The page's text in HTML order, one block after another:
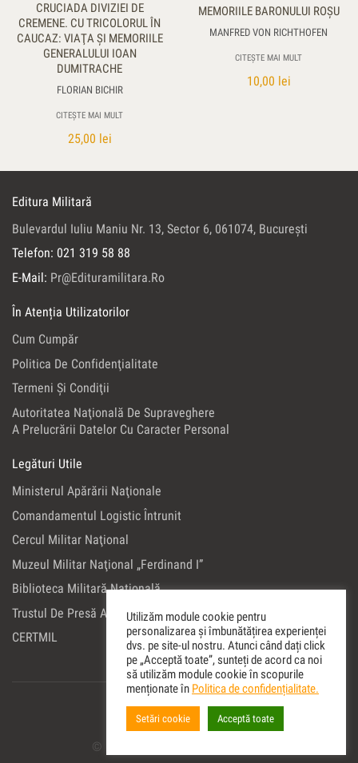
CRUCIADA DIVIZIEI DE
CREMENE. CU TRICOLORUL ÎN
CAUCAZ: VIAŢA ŞI MEMORIILE
GENERALULUI IOAN
DUMITRACHE
FLORIAN BICHIR
CITEȘTE MAI MULT
25,00 lei
MEMORIILE BARONULUI ROŞU
MANFRED VON RICHTHOFEN
CITEȘTE MAI MULT
10,00 lei
Editura Militară
Bulevardul Iuliu Maniu Nr. 13, Sector 6, 061074, Bucureşti
Telefon: 021 319 58 88
E-Mail: Pr@edituramilitara.ro
În Atenția Utilizatorilor
Cum Cumpăr
Politica De Confidenţialitate
Termeni Şi Condiţii
Autoritatea Naţională De Supraveghere
A Prelucrării Datelor Cu Caracter Personal
Legături Utile
Ministerul Apărării Naţionale
Comandamentul Logistic Întrunit
Cercul Militar Naţional
Muzeul Militar Naţional „Ferdinand I”
Biblioteca Militară Naţională
Trustul De Presă Al Ministerului Apărării Naţionale
CERTMIL
© Copyright 2022 Editura Militara
Utilizăm module cookie pentru
personalizarea și îmbunătățirea experienței
dvs. pe site-ul nostru. Atunci când dați click
pe „Acceptă toate”, sunteți de acord ca noi
să utilizăm module cookie în scopurile
menționate în Politica de confidențialitate.
Setări cookie Acceptă toate